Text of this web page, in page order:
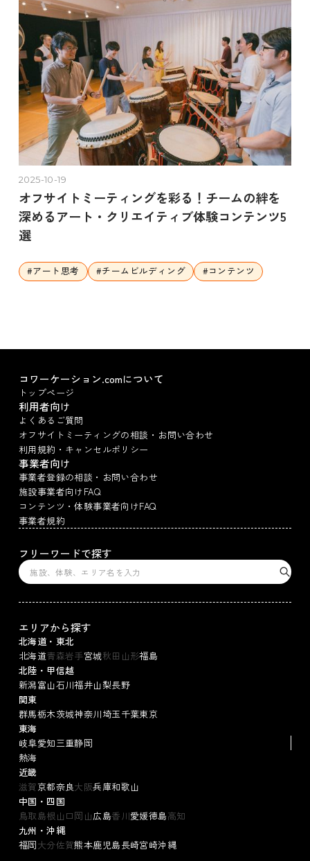
2025-10-19
オフサイトミーティングを彩る！チームの絆を
深めるアート・クリエイティブ体験コンテンツ5
選
#アート思考 #チームビルディング #コンテンツ
コワーケーション.comについて
トップページ
利用者向け
よくあるご質問
オフサイトミーティングの相談・お問い合わせ
利用規約・キャンセルポリシー
事業者向け
事業者登録の相談・お問い合わせ
施設事業者向けFAQ
コンテンツ・体験事業者向けFAQ
事業者規約
フリーワードで探す
エリアから探す
北海道・東北
北海道青森岩手宮城秋田 山形福島
北陸・甲信越
新潟富山石川福井山梨長野
関東
群馬栃木茨城神奈川埼玉千葉東京
東海
岐阜愛知三重静岡
熱海
近畿
滋賀京都奈良大阪兵庫和歌山
中国・四国
鳥取島根 山口岡山広島香川愛媛徳島高知
九州・沖縄
福岡大分佐賀熊本鹿児島長崎宮崎沖縄